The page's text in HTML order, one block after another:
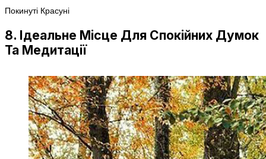
Покинуті Красуні
8. Ідеальне Місце Для Спокійних Думок
Та Медитації